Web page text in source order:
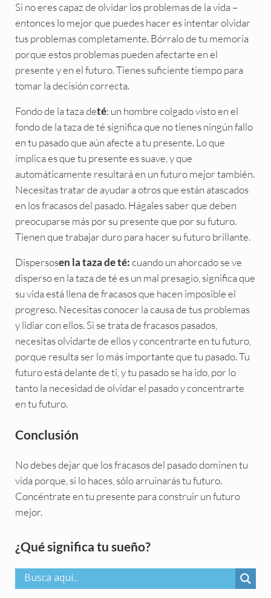
Si no eres capaz de olvidar los problemas de la vida –
entonces lo mejor que puedes hacer es intentar olvidar
tus problemas completamente. Bórralo de tu memoria
porque estos problemas pueden afectarte en el
presente y en el futuro. Tienes suficiente tiempo para
tomar la decisión correcta.
Fondo de la taza deté: un hombre colgado visto en el
fondo de la taza de té significa que no tienes ningún fallo
en tu pasado que aún afecte a tu presente. Lo que
implica es que tu presente es suave, y que
automáticamente resultará en un futuro mejor también.
Necesitas tratar de ayudar a otros que están atascados
en los fracasos del pasado. Hágales saber que deben
preocuparse más por su presente que por su futuro.
Tienen que trabajar duro para hacer su futuro brillante.
Dispersosen la taza de té: cuando un ahorcado se ve
disperso en la taza de té es un mal presagio, significa que
su vida está llena de fracasos que hacen imposible el
progreso. Necesitas conocer la causa de tus problemas
y lidiar con ellos. Si se trata de fracasos pasados,
necesitas olvidarte de ellos y concentrarte en tu futuro,
porque resulta ser lo más importante que tu pasado. Tu
futuro está delante de ti, y tu pasado se ha ido, por lo
tanto la necesidad de olvidar el pasado y concentrarte
en tu futuro.
Conclusión
No debes dejar que los fracasos del pasado dominen tu
vida porque, si lo haces, sólo arruinarás tu futuro.
Concéntrate en tu presente para construir un futuro
mejor.
Sidebar
¿Qué significa tu sueño?